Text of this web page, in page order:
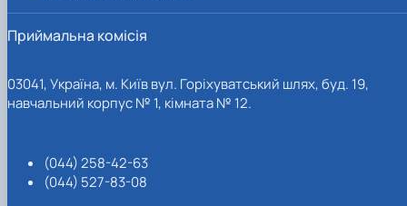
Приймальна комісія
03041, Україна, м. Київ вул. Горіхуватський шлях, буд. 19,
навчальний корпус № 1, кімната № 12.
(044) 258-42-63
(044) 527-83-08